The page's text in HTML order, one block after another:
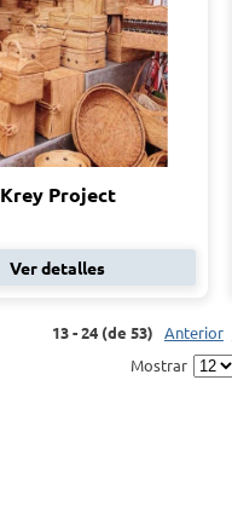
Krey Project
Ver detalles
13 - 24 (de 53) Anterior
Mostrar